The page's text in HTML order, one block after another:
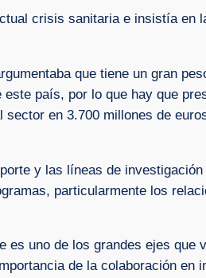
crisis sanitaria e insistía en
que tiene un gran
país, por lo que hay que
en 3.700 millones de
y las líneas de
particularmente los
es uno de los grandes ejes
de la colaboración